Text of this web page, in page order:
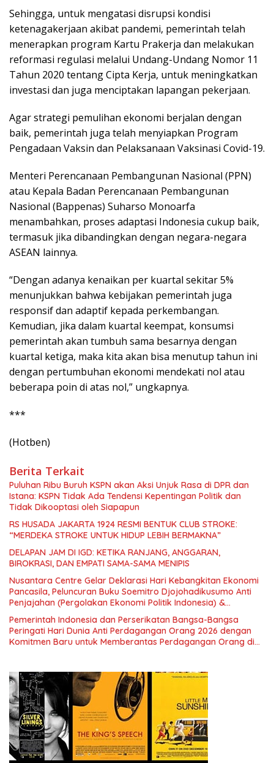
Sehingga, untuk mengatasi disrupsi kondisi
ketenagakerjaan akibat pandemi, pemerintah telah
menerapkan program Kartu Prakerja dan melakukan
reformasi regulasi melalui Undang-Undang Nomor 11
Tahun 2020 tentang Cipta Kerja, untuk meningkatkan
investasi dan juga menciptakan lapangan pekerjaan.
Agar strategi pemulihan ekonomi berjalan dengan
baik, pemerintah juga telah menyiapkan Program
Pengadaan Vaksin dan Pelaksanaan Vaksinasi Covid-19.
Menteri Perencanaan Pembangunan Nasional (PPN)
atau Kepala Badan Perencanaan Pembangunan
Nasional (Bappenas) Suharso Monoarfa
menambahkan, proses adaptasi Indonesia cukup baik,
termasuk jika dibandingkan dengan negara-negara
ASEAN lainnya.
“Dengan adanya kenaikan per kuartal sekitar 5%
menunjukkan bahwa kebijakan pemerintah juga
responsif dan adaptif kepada perkembangan.
Kemudian, jika dalam kuartal keempat, konsumsi
pemerintah akan tumbuh sama besarnya dengan
kuartal ketiga, maka kita akan bisa menutup tahun ini
dengan pertumbuhan ekonomi mendekati nol atau
beberapa poin di atas nol,” ungkapnya.
***
(Hotben)
Berita Terkait
Puluhan Ribu Buruh KSPN akan Aksi Unjuk Rasa di DPR dan
Istana: KSPN Tidak Ada Tendensi Kepentingan Politik dan
Tidak Dikooptasi oleh Siapapun
RS HUSADA JAKARTA 1924 RESMI BENTUK CLUB STROKE:
“MERDEKA STROKE UNTUK HIDUP LEBIH BERMAKNA”
DELAPAN JAM DI IGD: KETIKA RANJANG, ANGGARAN,
BIROKRASI, DAN EMPATI SAMA-SAMA MENIPIS
Nusantara Centre Gelar Deklarasi Hari Kebangkitan Ekonomi
Pancasila, Peluncuran Buku Soemitro Djojohadikusumo Anti
Penjajahan (Pergolakan Ekonomi Politik Indonesia) &
Simposium Nasional “Urgensi Undang-Undang Perekonomian
Nasional dan Kesejahteraan Sosial dalam Menata Bangsa
Menuju Indonesia Emas 2045”,
Pemerintah Indonesia dan Perserikatan Bangsa-Bangsa
Peringati Hari Dunia Anti Perdagangan Orang 2026 dengan
Komitmen Baru untuk Memberantas Perdagangan Orang di